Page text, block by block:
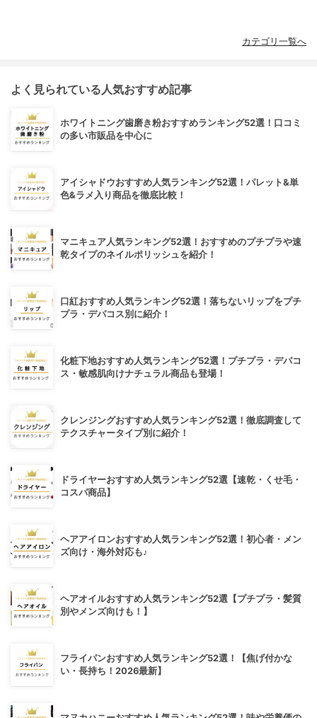
カテゴリ一覧へ
よく見られている人気おすすめ記事
ホワイトニング歯磨き粉おすすめランキング52選！口コミ
の多い市販品を中心に
アイシャドウおすすめ人気ランキング52選！パレット&単
色&ラメ入り商品を徹底比較！
マニキュア人気ランキング52選！おすすめのプチプラや速
乾タイプのネイルポリッシュを紹介！
口紅おすすめ人気ランキング52選！落ちないリップをプチ
プラ・デパコス別に紹介！
化粧下地おすすめ人気ランキング52選！プチプラ・デパコ
ス・敏感肌向けナチュラル商品も登場！
クレンジングおすすめ人気ランキング52選！徹底調査して
テクスチャータイプ別に紹介！
ドライヤーおすすめ人気ランキング52選【速乾・くせ毛・
コスパ商品】
ヘアアイロンおすすめ人気ランキング52選！初心者・メン
ズ向け・海外対応も♪
ヘアオイルおすすめ人気ランキング52選【プチプラ・髪質
別やメンズ向けも！】
フライパンおすすめ人気ランキング52選！【焦げ付かな
い・長持ち！2026最新】